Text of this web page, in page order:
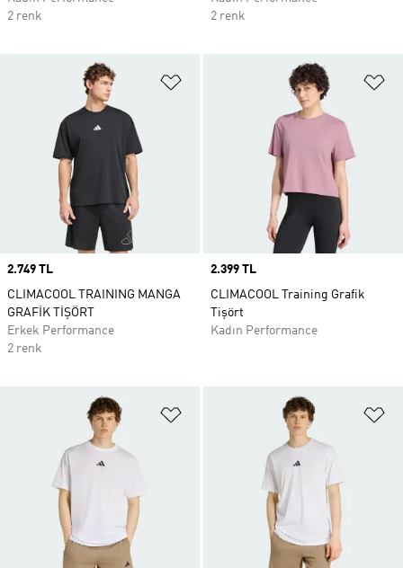
2 renk
2 renk
Favori Listesine Ekle
Price
2.749 TL
CLIMACOOL TRAINING MANGA
GRAFİK TİŞÖRT
Erkek Performance
2 renk
Price
2.399 TL
CLIMACOOL Training Grafik
Tişört
Kadın Performance
Favori Listesine Ekle